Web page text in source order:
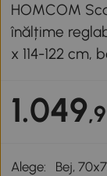
HOMCOM
înălțime
x 114-122 cm,
1.049
Alege: Bej,